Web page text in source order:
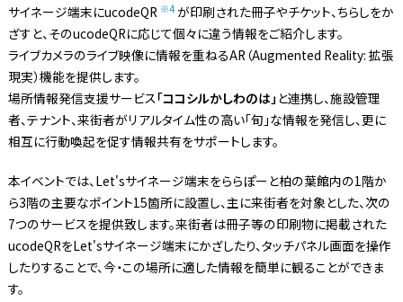
サイネージ端末にucodeQR ※4が印刷された冊子やチケット、ちらしをか
ざすと、そのucodeQRに応じて個々に違う情報をご紹介します。
ライブカメラのライブ映像に情報を重ねるAR（Augmented Reality: 拡張
現実）機能を提供します。
場所情報発信支援サービス「ココシルかしわのは」 と連携し、施設管理
者、テナント、来街者がリアルタイム性の高い「旬」な情報を発信し、更に
相互に行動喚起を促す情報共有をサポートします。
本イベントでは、Let'sサイネージ端末をららぽーと柏の葉館内の1階か
ら3階の主要なポイント15箇所に設置し、主に来街者を対象とした、次の
7つのサービスを提供致します。来街者は冊子等の印刷物に掲載された
ucodeQRをLet'sサイネージ端末にかざしたり、タッチパネル画面を操作
したりすることで、今・この場所に適した情報を簡単に観ることができま
す。